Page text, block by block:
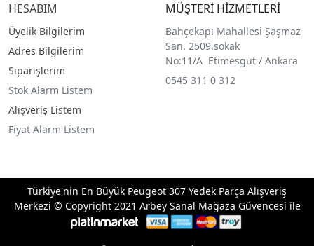
HESABIM
Üyelik Bilgilerim
Adres Bilgilerim
Siparişlerim
Stok Alarm Listem
Alışveriş Listem
Fiyat Alarm Listem
MÜŞTERİ HİZMETLERİ
Bahçekapı Mahallesi Şaşmaz
San. 2509.sokak
No:11/A Etimesgut / Ankara
0545 311 0 312
Türkiye'nin En Büyük Peugeot 307 Yedek Parça Alışveriş
Merkezi © Copyright 2021 Arbey Sanal Mağaza Güvencesi ile